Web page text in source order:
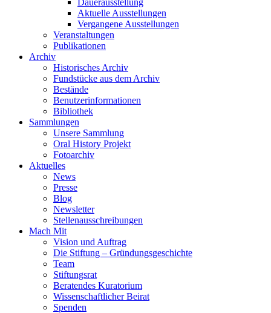
Dauerausstellung
Aktuelle Ausstellungen
Vergangene Ausstellungen
Veranstaltungen
Publikationen
Archiv
Historisches Archiv
Fundstücke aus dem Archiv
Bestände
Benutzerinformationen
Bibliothek
Sammlungen
Unsere Sammlung
Oral History Projekt
Fotoarchiv
Aktuelles
News
Presse
Blog
Newsletter
Stellenausschreibungen
Mach Mit
Vision und Auftrag
Die Stiftung – Gründungsgeschichte
Team
Stiftungsrat
Beratendes Kuratorium
Wissenschaftlicher Beirat
Spenden